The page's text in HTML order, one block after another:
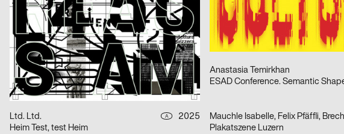
Roland Radschopf, Florian Kowatz A
2025
100 Beste Plagiate – Geschichte kopiert sich
cyan
cyan work 1990 – 2025
Lukas Ruprecht D
2025
Bachelorprojekt „NEW FACES“
Anastasia Temirkhan
ESAD Conference. Semantic
Ltd. Ltd. A
2025
Heim Test, test Heim
Plakatszene Luzern